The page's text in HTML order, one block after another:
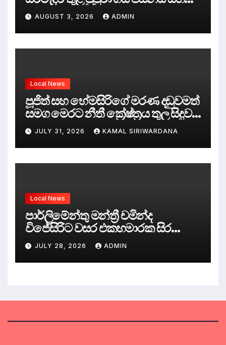
පලිගැනීමේ දේශපාලනය
AUGUST 3, 2026 ADMIN
Local News
පූජිත් සහ හේමසිරිගේ මරණ දඩුවමත්
සමග මෙරට නීතී ක්‍රේෂ්ත්‍රය තුල සිදුව
ඇත්තේ කුමක්ද ?
JULY 31, 2026 KAMAL SIRIWARDANA
Local News
පාර්ලිමේන්තු මන්ත්‍රී චමින්ද
විජේසිරිට වසර එකහමාරක සිර
දඬුවම්.
JULY 28, 2026 ADMIN